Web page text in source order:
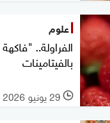
علوم
الفراولة..
بالفيتامينات
l 29 يونيو 2026